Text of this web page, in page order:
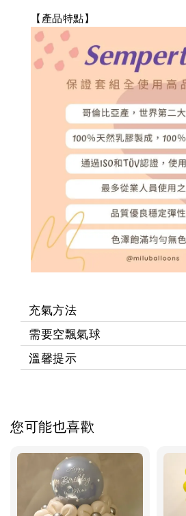
【產品特點】
充氣方法
需要空飄氣球
溫馨提示
您可能也喜歡